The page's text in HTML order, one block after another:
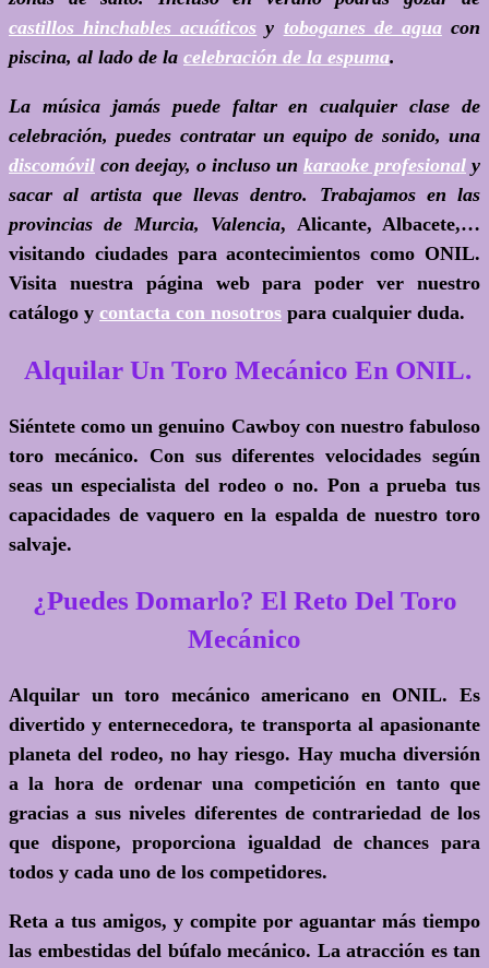
castillos hinchables acuáticos y toboganes de aguacon
piscina, al lado de la celebración de la espuma.
La música jamás puede faltar en cualquier clase de
celebración, puedes contratar un equipo de sonido, una
discomóvil con deejay, o incluso un karaoke profesional y
sacar al artista que llevas dentro. Trabajamos en las
provincias de Murcia, Valencia, Alicante, Albacete,…
visitando ciudades para acontecimientos como ONIL.
Visita nuestra página web para poder ver nuestro
catálogo y contacta con nosotros para cualquier duda.
Alquilar Un Toro Mecánico En ONIL.
Siéntete como un genuino Cawboy con nuestro fabuloso
toro mecánico. Con sus diferentes velocidades según
seas un especialista del rodeo o no. Pon a prueba tus
capacidades de vaquero en la espalda de nuestro toro
salvaje.
¿Puedes Domarlo? El Reto Del Toro
Mecánico
Alquilar un toro mecánico americano en ONIL. Es
divertido y enternecedora, te transporta al apasionante
planeta del rodeo, no hay riesgo. Hay mucha diversión
a la hora de ordenar una competición en tanto que
gracias a sus niveles diferentes de contrariedad de los
que dispone, proporciona igualdad de chances para
todos y cada uno de los competidores.
Reta a tus amigos, y compite por aguantar más tiempo
las embestidas del búfalo mecánico. La atracción es tan